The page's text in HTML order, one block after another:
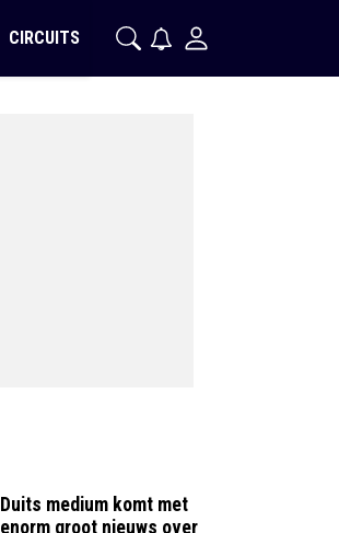
CIRCUITS
Duits medium komt met
enorm groot nieuws over